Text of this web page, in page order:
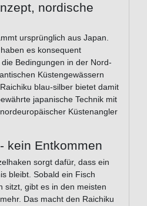
nordische
ursprünglich aus Japan.
es konsequent
Bedingungen in der Nord-
Küstengewässern
blau-silber bietet damit
japanische Technik mit
Küstenangler
kein Entkommen
sorgt dafür, dass ein
bleibt. Sobald ein Fisch
sitzt, gibt es in den meisten
Das macht den Raichiku